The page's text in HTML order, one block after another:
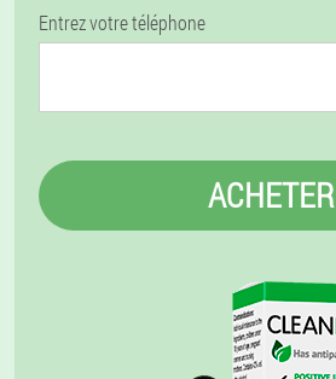
Entrez votre téléphone
ACHETER